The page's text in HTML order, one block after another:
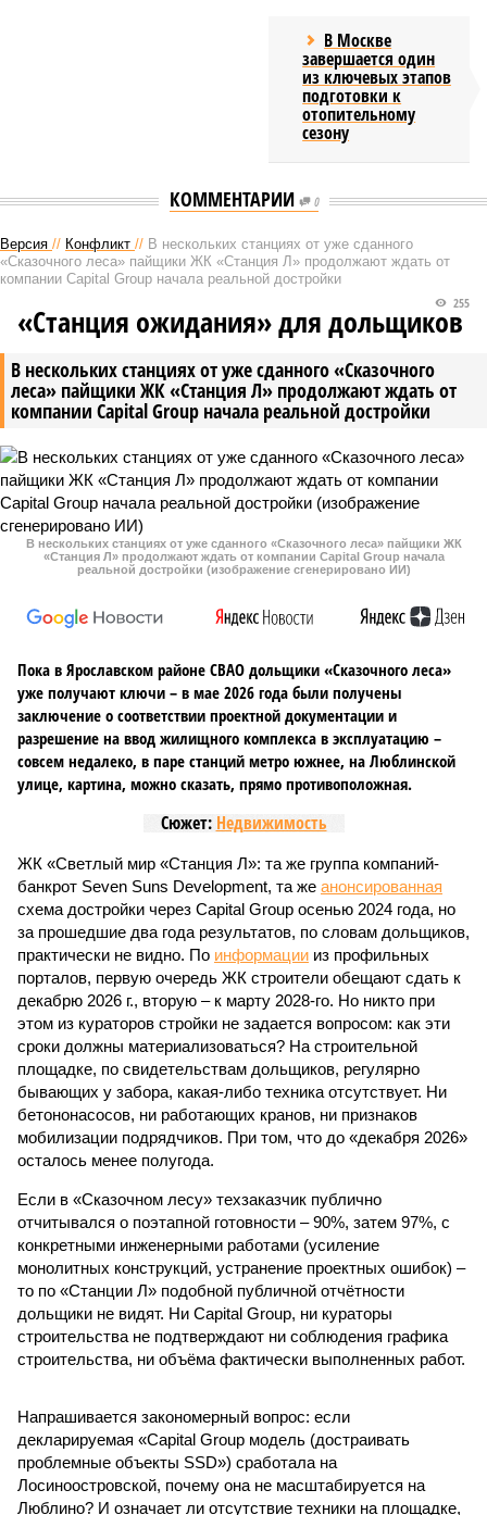
В Москве
завершается один
из ключевых этапов
подготовки к
отопительному
сезону
КОММЕНТАРИИ 0
Версия // Конфликт // В нескольких станциях от уже сданного
«Сказочного леса» пайщики ЖК «Станция Л» продолжают ждать от
компании Capital Group начала реальной достройки
В нескольких станциях от уже сданного «Сказочного
леса» пайщики ЖК «Станция Л» продолжают ждать от
компании Capital Group начала реальной достройки
255
«Станция ожидания» для дольщиков
В нескольких станциях от уже сданного «Сказочного леса» пайщики ЖК
«Станция Л» продолжают ждать от компании Capital Group начала
реальной достройки (изображение сгенерировано ИИ)
Пока в Ярославском районе СВАО дольщики «Сказочного леса»
уже получают ключи – в мае 2026 года были получены
заключение о соответствии проектной документации и
разрешение на ввод жилищного комплекса в эксплуатацию –
совсем недалеко, в паре станций метро южнее, на Люблинской
улице, картина, можно сказать, прямо противоположная.
Сюжет: Недвижимость
ЖК «Светлый мир «Станция Л»: та же группа компаний-
банкрот Seven Suns Development, та же анонсированная
схема достройки через Capital Group осенью 2024 года, но
за прошедшие два года результатов, по словам дольщиков,
практически не видно. По информации из профильных
порталов, первую очередь ЖК строители обещают сдать к
декабрю 2026 г., вторую – к марту 2028-го. Но никто при
этом из кураторов стройки не задается вопросом: как эти
сроки должны материализоваться? На строительной
площадке, по свидетельствам дольщиков, регулярно
бывающих у забора, какая-либо техника отсутствует. Ни
бетононасосов, ни работающих кранов, ни признаков
мобилизации подрядчиков. При том, что до «декабря 2026»
осталось менее полугода.
Если в «Сказочном лесу» техзаказчик публично
отчитывался о поэтапной готовности – 90%, затем 97%, с
конкретными инженерными работами (усиление
монолитных конструкций, устранение проектных ошибок) –
то по «Станции Л» подобной публичной отчётности
дольщики не видят. Ни Capital Group, ни кураторы
строительства не подтверждают ни соблюдения графика
строительства, ни объёма фактически выполненных работ.
Напрашивается закономерный вопрос: если
декларируемая «Capital Group модель (достраивать
проблемные объекты SSD») сработала на
Лосиноостровской, почему она не масштабируется на
Люблино? И означает ли отсутствие техники на площадке,